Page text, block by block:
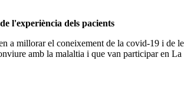
l'experiència dels pacients
a millorar el coneixement de la covid-19 i de
amb la malaltia i que van participar en